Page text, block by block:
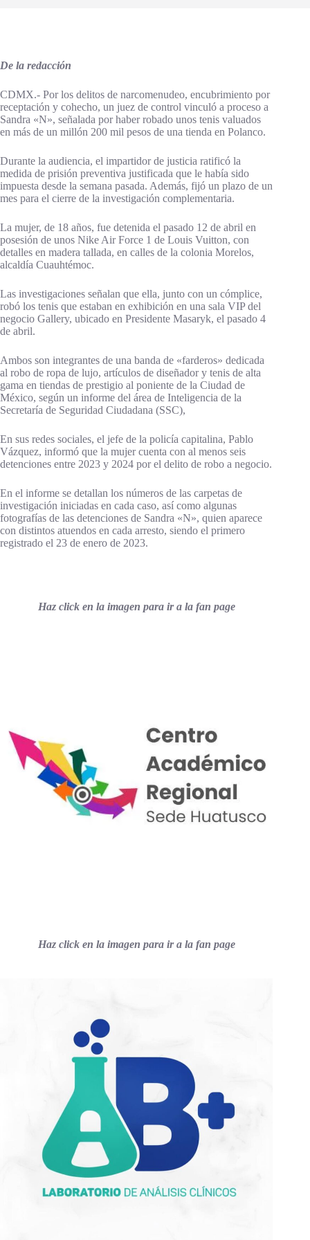
De la redacción
CDMX.- Por los delitos de narcomenudeo, encubrimiento por
receptación y cohecho, un juez de control vinculó a proceso a
Sandra «N», señalada por haber robado unos tenis valuados
en más de un millón 200 mil pesos de una tienda en Polanco.
Durante la audiencia, el impartidor de justicia ratificó la
medida de prisión preventiva justificada que le había sido
impuesta desde la semana pasada. Además, fijó un plazo de un
mes para el cierre de la investigación complementaria.
La mujer, de 18 años, fue detenida el pasado 12 de abril en
posesión de unos Nike Air Force 1 de Louis Vuitton, con
detalles en madera tallada, en calles de la colonia Morelos,
alcaldía Cuauhtémoc.
Las investigaciones señalan que ella, junto con un cómplice,
robó los tenis que estaban en exhibición en una sala VIP del
negocio Gallery, ubicado en Presidente Masaryk, el pasado 4
de abril.
Ambos son integrantes de una banda de «farderos» dedicada
al robo de ropa de lujo, artículos de diseñador y tenis de alta
gama en tiendas de prestigio al poniente de la Ciudad de
México, según un informe del área de Inteligencia de la
Secretaría de Seguridad Ciudadana (SSC),
En sus redes sociales, el jefe de la policía capitalina, Pablo
Vázquez, informó que la mujer cuenta con al menos seis
detenciones entre 2023 y 2024 por el delito de robo a negocio.
En el informe se detallan los números de las carpetas de
investigación iniciadas en cada caso, así como algunas
fotografías de las detenciones de Sandra «N», quien aparece
con distintos atuendos en cada arresto, siendo el primero
registrado el 23 de enero de 2023.
Haz click en la imagen para ir a la fan page
Haz click en la imagen para ir a la fan page